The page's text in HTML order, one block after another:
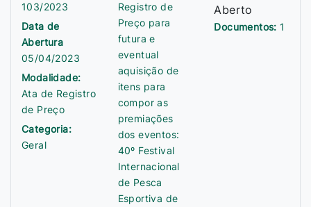
103/2023
Data de
Abertura
05/04/2023
Modalidade:
Ata de Registro
de Preço
Categoria:
Geral
Registro de
Preço para
futura e
eventual
aquisição de
itens para
compor as
premiações
dos eventos:
40º Festival
Internacional
de Pesca
Esportiva de
Aberto
Documentos:1